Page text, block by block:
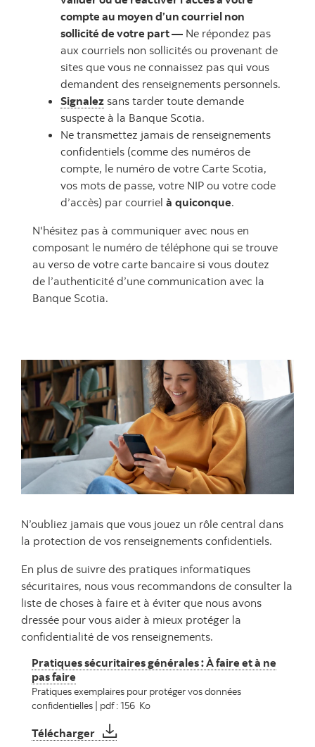
compte au moyen d’un courriel non
sollicité de votre part — Ne répondez pas
aux courriels non sollicités ou provenant de
sites que vous ne connaissez pas qui vous
demandent des renseignements personnels.
Signalez sans tarder toute demande
suspecte à la Banque Scotia.
Ne transmettez jamais de renseignements
confidentiels (comme des numéros de
compte, le numéro de votre Carte Scotia,
vos mots de passe, votre NIP ou votre code
d’accès) par courriel à quiconque.
N'hésitez pas à communiquer avec nous en
composant le numéro de téléphone qui se trouve
au verso de votre carte bancaire si vous doutez
de l’authenticité d’une communication avec la
Banque Scotia.
N’oubliez jamais que vous jouez un rôle central dans
la protection de vos renseignements confidentiels.
En plus de suivre des pratiques informatiques
sécuritaires, nous vous recommandons de consulter la
liste de choses à faire et à éviter que nous avons
dressée pour vous aider à mieux protéger la
confidentialité de vos renseignements.
Pratiques sécuritaires générales : À faire et à ne
pas faire
Pratiques exemplaires pour protéger vos données
confidentielles | pdf : 156 Ko
Télécharger Pratiques sécuritaires générales : À faire